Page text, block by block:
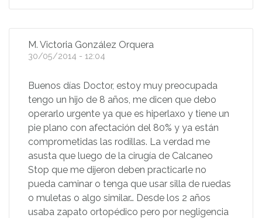
M. Victoria González Orquera
30/05/2014 - 12:04
Buenos días Doctor, estoy muy preocupada
tengo un hijo de 8 años, me dicen que debo
operarlo urgente ya que es hiperlaxo y tiene un
pie plano con afectación del 80% y ya están
comprometidas las rodillas. La verdad me
asusta que luego de la cirugía de Calcaneo
Stop que me dijeron deben practicarle no
pueda caminar o tenga que usar silla de ruedas
o muletas o algo similar… Desde los 2 años
usaba zapato ortopédico pero por negligencia